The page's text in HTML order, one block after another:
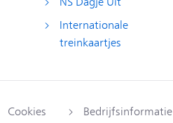
Internationale
treinkaartjes
Cookies Bedrijfsinformatie